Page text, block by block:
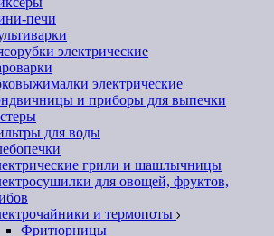
печи
электрические
электрические
и приборы для выпечки
для воды
грили и шашлычницы
для овощей, фруктов,
и термопоты
Фритюрницы